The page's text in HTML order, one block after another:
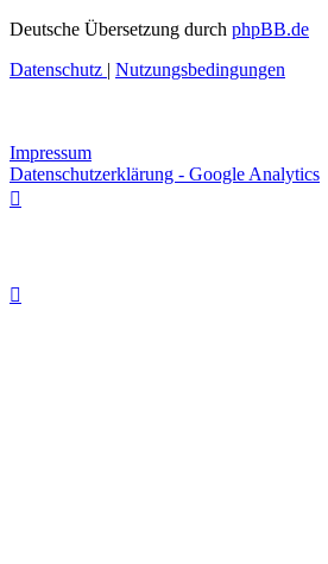
Deutsche Übersetzung durch phpBB.de
Datenschutz | Nutzungsbedingungen
Impressum
Datenschutzerklärung - Google Analytics